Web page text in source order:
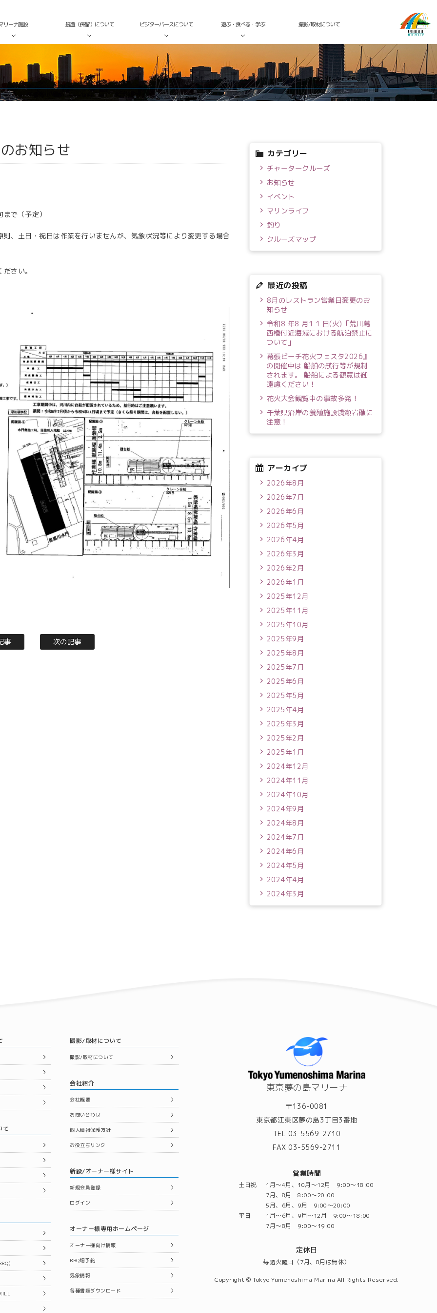
リーナ施設 艇置（係留）について ビジターバースについて 遊ぶ・食べる・学ぶ 撮影/取材について
お知らせ
で（予定）
土日・祝日は作業を行いませんが、気象状況等により変更する場合
さい。
事 次の記事
カテゴリー
チャータークルーズ
お知らせ
イベント
マリンライフ
釣り
クルーズマップ
最近の投稿
8月のレストラン営業日変更のお
知らせ
令和8 年8 月1 1 日(火)「荒川葛
西橋付近海域における航泊禁止に
ついて」
幕張ビーチ花火フェスタ2026』
の開催中は 船舶の航行等が規制
されます。 船舶による観覧は御
遠慮ください！
花火大会観覧中の事故多発！
千葉県沿岸の養殖施設浅瀬岩礁に
注意！
アーカイブ
2026年8月
2026年7月
2026年6月
2026年5月
2026年4月
2026年3月
2026年2月
2026年1月
2025年12月
2025年11月
2025年10月
2025年9月
2025年8月
2025年7月
2025年6月
2025年5月
2025年4月
2025年3月
2025年2月
2025年1月
2024年12月
2024年11月
2024年10月
2024年9月
2024年8月
2024年7月
2024年6月
2024年5月
2024年4月
2024年3月
て
）
撮影/取材について
撮影/取材について
会社紹介
会社概要
お問い合わせ
個人情報保護方針
お役立ちリンク
新設/オーナー様サイト
新規会員登録
ログイン
オーナー様専用ホームページ
オーナー様向け情報
BBQ場予約
気象情報
各種書類ダウンロード
東京夢の島マリーナ
〒136-0081
東京都江東区夢の島3丁目3番地
TEL 03-5569-2710
FAX 03-5569-2711
営業時間
土日祝
1月～4月、10月～12月 9:00～18:00
7月、8月 8:00～20:00
5月、6月、9月 9:00～20:00
平日
1月～6月、9月～12月 9:00～18:00
7月～8月 9:00～19:00
定休日
毎週火曜日（7月、8月は無休）
Copyright © Tokyo Yumenoshima Marina All Rights Reserved.